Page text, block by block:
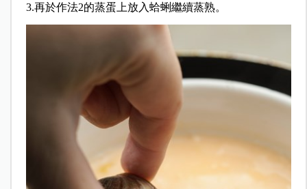
3.再於作法2的蒸蛋上放入蛤蜊繼續蒸熟。